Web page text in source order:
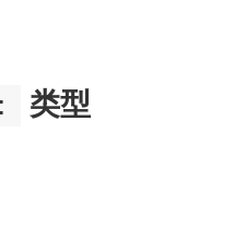
类型